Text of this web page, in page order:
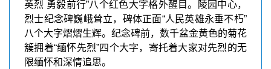
英烈 勇毅前行”八个红色大字格外醒目。陵园中心，
烈士纪念碑巍峨耸立，碑体正面“人民英雄永垂不朽”
八个大字熠熠生辉。纪念碑前，数千盆金黄色的菊花
簇拥着“缅怀先烈”四个大字，寄托着大家对先烈的无
限缅怀和深情追思。